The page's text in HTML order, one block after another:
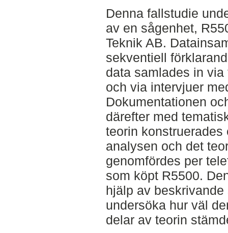
Denna fallstudie
av en sågenhet,
Teknik AB.
sekventiell
data samlades in
och via intervjuer
Dokumentationen
därefter med
teorin
analysen och det
genomfördes per
som köpt R5500.
hjälp av
undersöka hur väl
delar av teorin